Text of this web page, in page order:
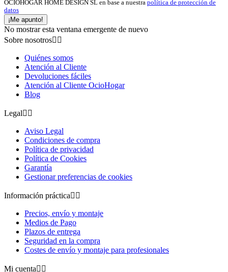
OCIOHOGAR HOME DESIGN SL en base a nuestra política de protección de
datos
¡Me apunto!
No mostrar esta ventana emergente de nuevo
Sobre nosotros 
Quiénes somos
Atención al Cliente
Devoluciones fáciles
Atención al Cliente OcioHogar
Blog
Legal 
Aviso Legal
Condiciones de compra
Política de privacidad
Política de Cookies
Garantía
Gestionar preferencias de cookies
Información práctica 
Precios, envío y montaje
Medios de Pago
Plazos de entrega
Seguridad en la compra
Costes de envío y montaje para profesionales
Mi cuenta 